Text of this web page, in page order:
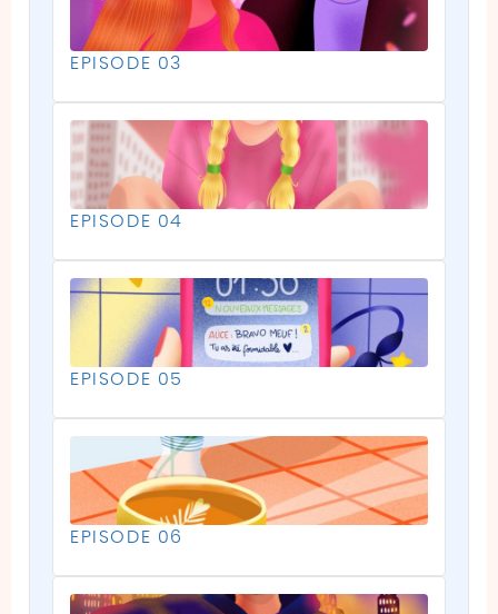
EPISODE 03
EPISODE 04
EPISODE 05
EPISODE 06